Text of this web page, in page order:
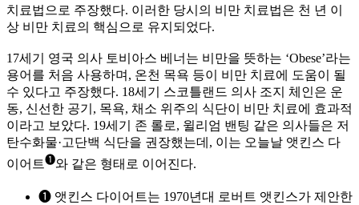
치료법으로 주장했다. 이러한 당시의 비만 치료법은 천 년 이
상 비만 치료의 핵심으로 유지되었다.
17세기 영국 의사 토비아스 베너는 비만을 뜻하는 ‘Obese’라는
용어를 처음 사용하며, 온천 목욕 등이 비만 치료에 도움이 될
수 있다고 주장했다. 18세기 스코틀랜드 의사 조지 체인은 운
동, 신선한 공기, 목욕, 채소 위주의 식단이 비만 치료에 효과적
이라고 보았다. 19세기 존 롤로, 윌리엄 밴팅 같은 의사들은 저
탄수화물·고단백 식단을 권장했는데, 이는 오늘날 앳킨스 다
이어트❶와 같은 형태로 이어진다.
❶ 앳킨스 다이어트는 1970년대 로버트 앳킨스가 제안한